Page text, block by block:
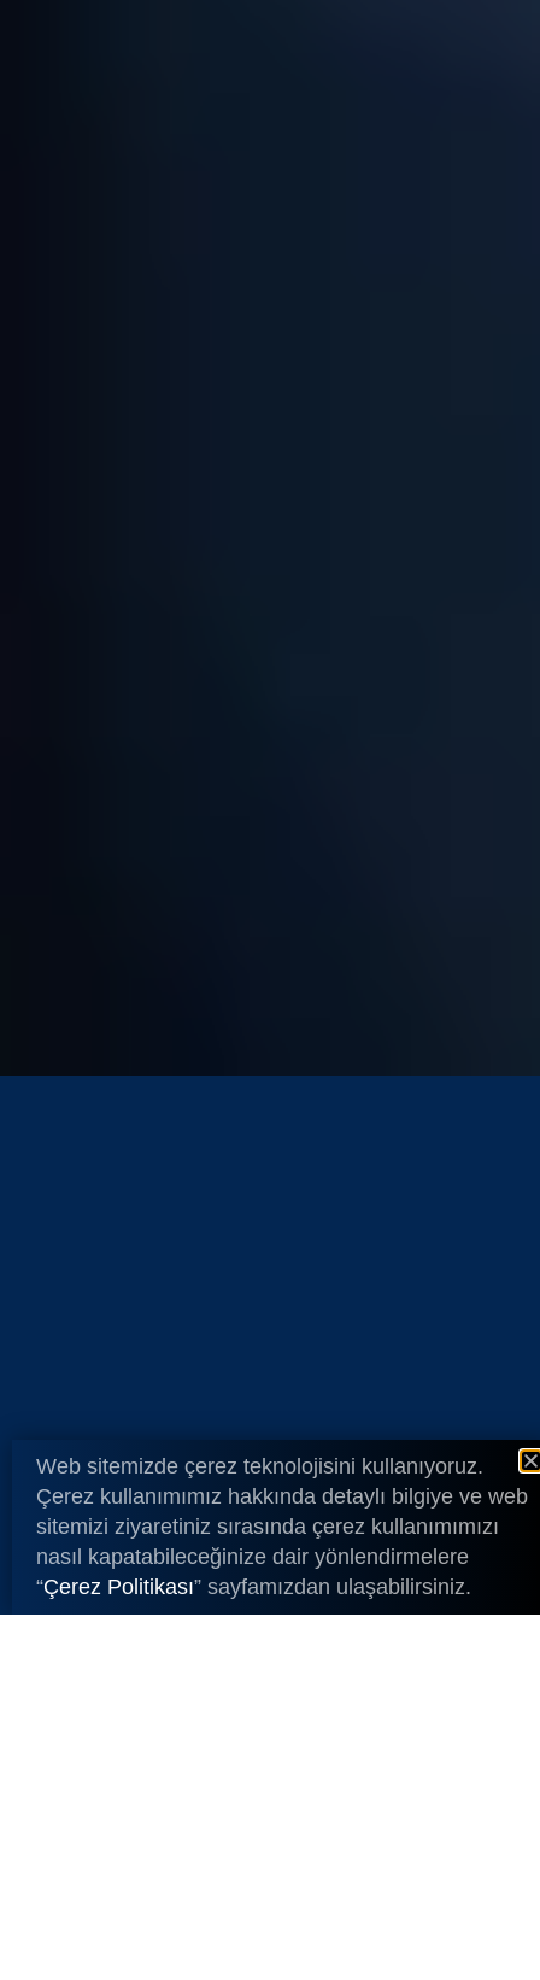
Web sitemizde çerez teknolojisini kullanıyoruz.
Çerez kullanımımız hakkında detaylı bilgiye ve web
sitemizi ziyaretiniz sırasında çerez kullanımımızı
nasıl kapatabileceğinize dair yönlendirmelere
“Çerez Politikası” sayfamızdan ulaşabilirsiniz.